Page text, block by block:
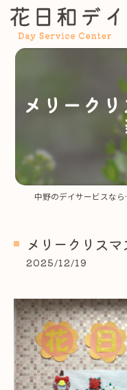
メリーク
中野
メリークリスマ
2025/12/19